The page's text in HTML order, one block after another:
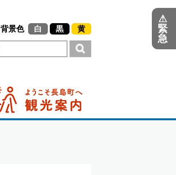
背景色 白 黒 黄
⚠
緊
急